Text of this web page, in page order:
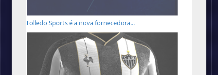
Tolledo Sports é a nova fornecedora...